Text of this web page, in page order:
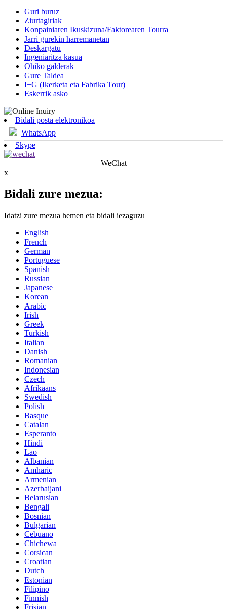
Guri buruz
Ziurtagiriak
Konpainiaren Ikuskizuna/Faktorearen Tourra
Jarri gurekin harremanetan
Deskargatu
Ingeniaritza kasua
Ohiko galderak
Gure Taldea
I+G (Ikerketa eta Fabrika Tour)
Eskerrik asko
Bidali posta elektronikoa
WhatsApp
Skype
WeChat
x
Bidali zure mezua:
Idatzi zure mezua hemen eta bidali iezaguzu
English
French
German
Portuguese
Spanish
Russian
Japanese
Korean
Arabic
Irish
Greek
Turkish
Italian
Danish
Romanian
Indonesian
Czech
Afrikaans
Swedish
Polish
Basque
Catalan
Esperanto
Hindi
Lao
Albanian
Amharic
Armenian
Azerbaijani
Belarusian
Bengali
Bosnian
Bulgarian
Cebuano
Chichewa
Corsican
Croatian
Dutch
Estonian
Filipino
Finnish
Frisian